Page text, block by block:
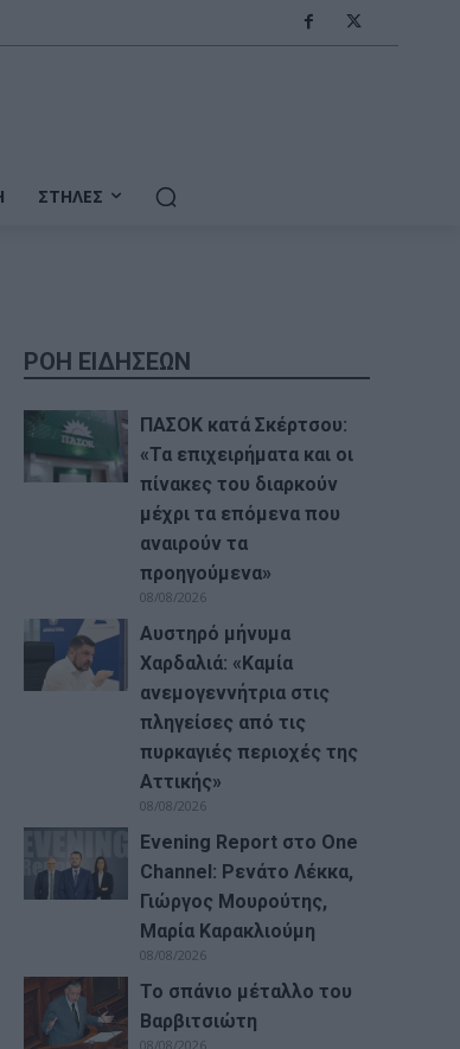
ΣΤΉΛΕΣ
ΡΟΗ ΕΙΔΗΣΕΩΝ
ΠΑΣΟΚ κατά Σκέρτσου:
«Τα επιχειρήματα και οι
πίνακες του διαρκούν
μέχρι τα επόμενα που
αναιρούν τα
προηγούμενα»
08/08/2026
Αυστηρό μήνυμα
Χαρδαλιά: «Καμία
ανεμογεννήτρια στις
πληγείσες από τις
πυρκαγιές περιοχές της
Αττικής»
08/08/2026
Evening Report στο One
Channel: Ρενάτο Λέκκα,
Γιώργος Μουρούτης,
Μαρία Καρακλιούμη
08/08/2026
Το σπάνιο μέταλλο του
Βαρβιτσιώτη
08/08/2026